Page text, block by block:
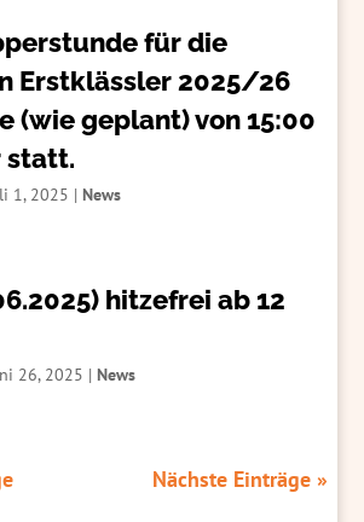
für die
Erstklässler 2025/26
(wie geplant) von 15:00
statt.
1, 2025 |News
hitzefrei ab 12
26, 2025 |News
Nächste Einträge »